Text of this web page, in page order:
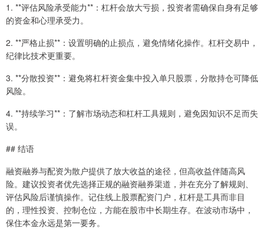
1. **评估风险承受能力**：杠杆会放大亏损，投资者需确保自身有足够
的资金和心理承受力。
2. **严格止损**：设置明确的止损点，避免情绪化操作。杠杆交易中，
纪律比技术更重要。
3. **分散投资**：避免将杠杆资金集中投入单只股票，分散持仓可降低
风险。
4. **持续学习**：了解市场动态和杠杆工具规则，避免因知识不足而失
误。
## 结语
融资融券与配资为散户提供了放大收益的途径，但高收益伴随高风
险。建议投资者优先选择正规的融资融券渠道，并在充分了解规则、
评估风险后谨慎操作。记住线上股票配资门户，杠杆是工具而非目
的，理性投资、控制仓位，方能在股市中长期生存。在波动市场中，
保住本金永远是第一要务。